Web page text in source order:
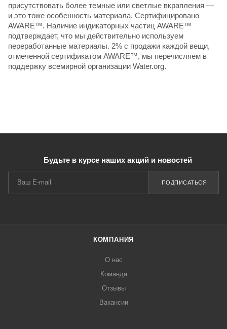
присутствовать более темные или светлые вкрапления —
и это тоже особенность материала. Сертифицировано
AWARE™. Наличие индикаторных частиц AWARE™
подтверждает, что мы действительно используем
переработанные материалы. 2% с продажи каждой вещи,
отмеченной сертификатом AWARE™, мы перечисляем в
поддержку всемирной организации Water.org.
Будьте в курсе наших акций и новостей
ПОДПИСАТЬСЯ
КОМПАНИЯ
О нас
Команда
Отзывы
Вакансии